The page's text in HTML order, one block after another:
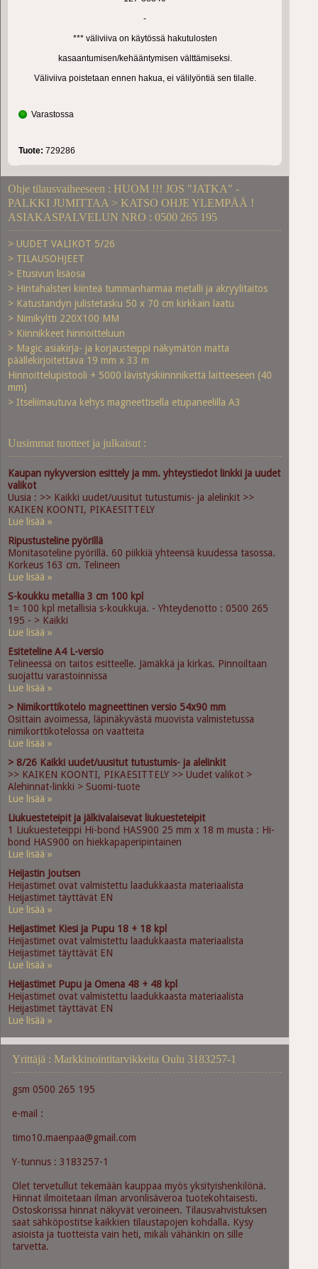
-
*** väliviiva on käytössä hakutulosten
kasaantumisen/kehääntymisen välttämiseksi.
Väliviiva poistetaan ennen hakua, ei välilyöntiä sen tilalle.
Varastossa
Tuote: 729286
Ohje tilausvaiheeseen : HUOM !!! JOS "JATKA" -
PALKKI JUMITTAA > KATSO OHJE YLEMPÄÄ !
ASIAKASPALVELUN NRO : 0500 265 195
> UUDET VALIKOT 5/26
> TILAUSOHJEET
> Etusivun lisäosa
> Hintahalsteri kiinteä tummanharmaa metalli ja akryylitaitos
> Katustandyn julistetasku 50 x 70 cm kirkkain laatu
> Nimikyltti 220X100 MM
> Kiinnikkeet hinnoitteluun
> Magic asiakirja- ja korjausteippi näkymätön matta
päällekirjoitettava 19 mm x 33 m
Hinnoittelupistooli + 5000 lävistyskiinnnikettä laitteeseen (40
mm)
> Itseliimautuva kehys magneettisella etupaneelilla A3
Uusimmat tuotteet ja julkaisut :
Kaupan nykyversion esittely ja mm. yhteystiedot linkki ja uudet
valikot
Uusia : >> Kaikki uudet/uusitut tutustumis- ja alelinkit >>
KAIKEN KOONTI, PIKAESITTELY
Lue lisää »
Ripustusteline pyörillä
Monitasoteline pyörillä. 60 piikkiä yhteensä kuudessa tasossa.
Korkeus 163 cm. Telineen
Lue lisää »
S-koukku metallia 3 cm 100 kpl
1= 100 kpl metallisia s-koukkuja. - Yhteydenotto : 0500 265
195 - > Kaikki
Lue lisää »
Esiteteline A4 L-versio
Telineessä on taitos esitteelle. Jämäkkä ja kirkas. Pinnoiltaan
suojattu varastoinnissa
Lue lisää »
> Nimikorttikotelo magneettinen versio 54x90 mm
Osittain avoimessa, läpinäkyvästä muovista valmistetussa
nimikorttikotelossa on vaatteita
Lue lisää »
> 8/26 Kaikki uudet/uusitut tutustumis- ja alelinkit
>> KAIKEN KOONTI, PIKAESITTELY >> Uudet valikot >
Alehinnat-linkki > Suomi-tuote
Lue lisää »
Liukuesteteipit ja jälkivalaisevat liukuesteteipit
1 Liukuesteteippi Hi-bond HAS900 25 mm x 18 m musta : Hi-
bond HAS900 on hiekkapaperipintainen
Lue lisää »
Heijastin Joutsen
Heijastimet ovat valmistettu laadukkaasta materiaalista
Heijastimet täyttävät EN
Lue lisää »
Heijastimet Kiesi ja Pupu 18 + 18 kpl
Heijastimet ovat valmistettu laadukkaasta materiaalista
Heijastimet täyttävät EN
Lue lisää »
Heijastimet Pupu ja Omena 48 + 48 kpl
Heijastimet ovat valmistettu laadukkaasta materiaalista
Heijastimet täyttävät EN
Lue lisää »
Yrittäjä : Markkinointitarvikkeita Oulu 3183257-1
gsm 0500 265 195
e-mail :
timo10.maenpaa@gmail.com
Y-tunnus : 3183257-1
Olet tervetullut tekemään kauppaa myös yksityishenkilönä.
Hinnat ilmoitetaan ilman arvonlisäveroa tuotekohtaisesti.
Ostoskorissa hinnat näkyvät veroineen. Tilausvahvistuksen
saat sähköpostitse kaikkien tilaustapojen kohdalla. Kysy
asioista ja tuotteista vain heti, mikäli vähänkin on sille
tarvetta.